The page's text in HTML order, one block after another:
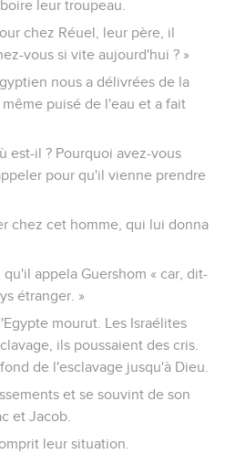
leur troupeau.
chez Réuel, leur père, il
vous si vite aujourd'hui ? »
nous a délivrées de la
puisé de l'eau et a fait
est-il ? Pourquoi avez-vous
pour qu'il vienne prendre
chez cet homme, qui lui donna
appela Guershom « car, dit-
étranger. »
mourut. Les Israélites
ils poussaient des cris.
de l'esclavage jusqu'à Dieu.
et se souvint de son
et Jacob.
leur situation.